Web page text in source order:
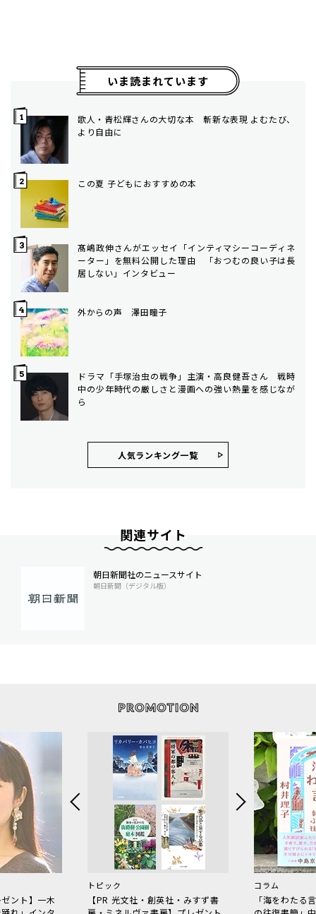
いま読まれています
歌人・青松輝さんの大切な本 斬新な表現 よむたび、
より自由に
この夏 子どもにおすすめの本
髙嶋政伸さんがエッセイ「インティマシーコーディネ
ーター」を無料公開した理由 「おつむの良い子は長
居しない」インタビュー
外からの声 澤田瞳子
ドラマ「手塚治虫の戦争」主演・高良健吾さん 戦時
中の少年時代の厳しさと漫画への強い熱量を感じなが
ら
人気ランキング⼀覧
関連サイト
朝日新聞社のニュースサイト
朝日新聞（デジタル版）
ント】一木
トピック
【PR 光文社・創英社・みすず書
コラム
「海をわた